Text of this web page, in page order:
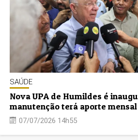
SAÚDE
Nova UPA de Humildes é
manutenção terá aporte mensal
07/07/2026 14h55